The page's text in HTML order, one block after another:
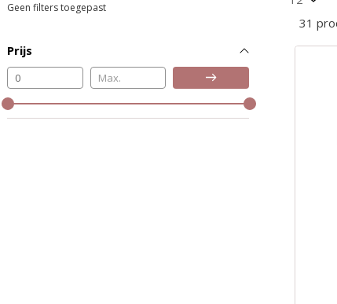
31
Geen filters toegepast
Prijs
Bijwerken